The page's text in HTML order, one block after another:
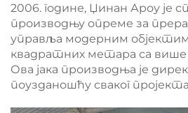
2006. године, Џинан Ароу је
производњу опреме за
управља модерним
квадратних метара са више
Ова јака производња је
поузданошћу сваког